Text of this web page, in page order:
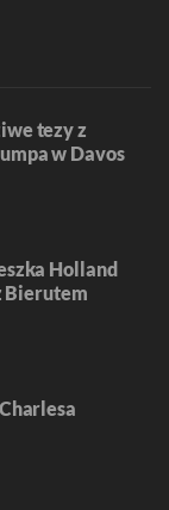
tezy z
w Davos
Holland
Bierutem